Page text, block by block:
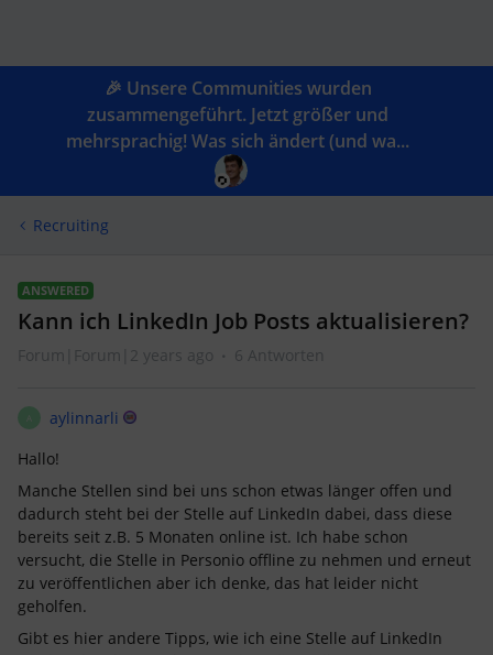
🎉 Unsere Communities wurden
zusammengeführt. Jetzt größer und
mehrsprachig! Was sich ändert (und wa...
Recruiting
ANSWERED
Kann ich LinkedIn Job Posts aktualisieren?
Forum|Forum|2 years ago 6 Antworten
A
aylinnarli
Hallo!
Manche Stellen sind bei uns schon etwas länger offen und
dadurch steht bei der Stelle auf LinkedIn dabei, dass diese
bereits seit z.B. 5 Monaten online ist. Ich habe schon
versucht, die Stelle in Personio offline zu nehmen und erneut
zu veröffentlichen aber ich denke, das hat leider nicht
geholfen.
Gibt es hier andere Tipps, wie ich eine Stelle auf LinkedIn